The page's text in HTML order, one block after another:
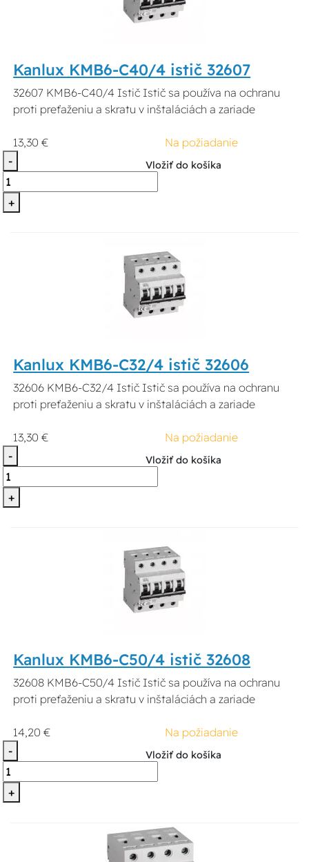
Kanlux KMB6-C40/4 istič 32607
32607 KMB6-C40/4 Istič Istič sa používa na ochranu
proti preťaženiu a skratu v inštaláciách a zariade
13,30 €
Na požiadanie
-
+
Vložiť do košíka
Kanlux KMB6-C32/4 istič 32606
32606 KMB6-C32/4 Istič Istič sa používa na ochranu
proti preťaženiu a skratu v inštaláciách a zariade
13,30 €
Na požiadanie
-
+
Vložiť do košíka
Kanlux KMB6-C50/4 istič 32608
32608 KMB6-C50/4 Istič Istič sa používa na ochranu
proti preťaženiu a skratu v inštaláciách a zariade
14,20 €
Na požiadanie
-
+
Vložiť do košíka